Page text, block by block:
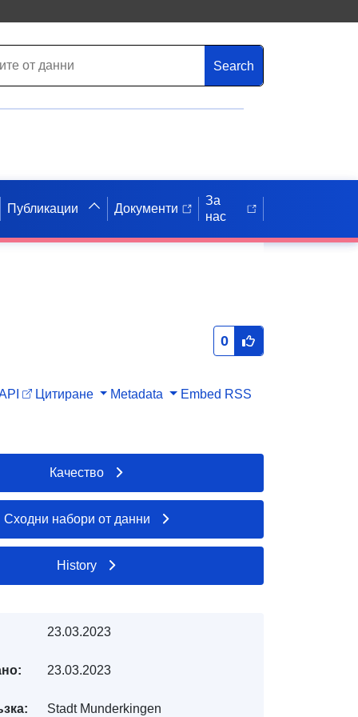
Search
Публикации Документи
За
нас
0
Цитиране Metadata Embed RSS
Качество
Сходни набори от данни
History
23.03.2023
23.03.2023
Stadt Munderkingen